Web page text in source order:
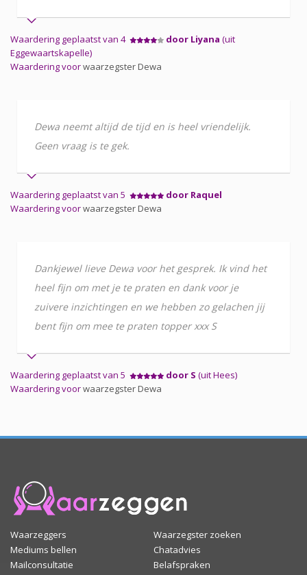
Waardering geplaatst van 4 door Liyana (uit
Eggewaartskapelle)
Waardering voorwaarzegster Dewa
Dewa neemt altijd de tijd en is heel vriendelijk.
Geen vraag is te gek.
Waardering geplaatst van 5
door Raquel
Waardering voorwaarzegster Dewa
Dankjewel lieve Dewa voor het gesprek. Ik vind het
heel fijn om met je te praten en dank voor je
zuivere inzichtingen en we hebben zo gelachen jij
bent fijn om mee te praten topper xxx S
Waardering geplaatst van 5 door S (uit Hees)
Waardering voorwaarzegster Dewa
Waarzeggers
Waarzegster zoeken
Mediums bellen
Chatadvies
Mailconsultatie
Belafspraken